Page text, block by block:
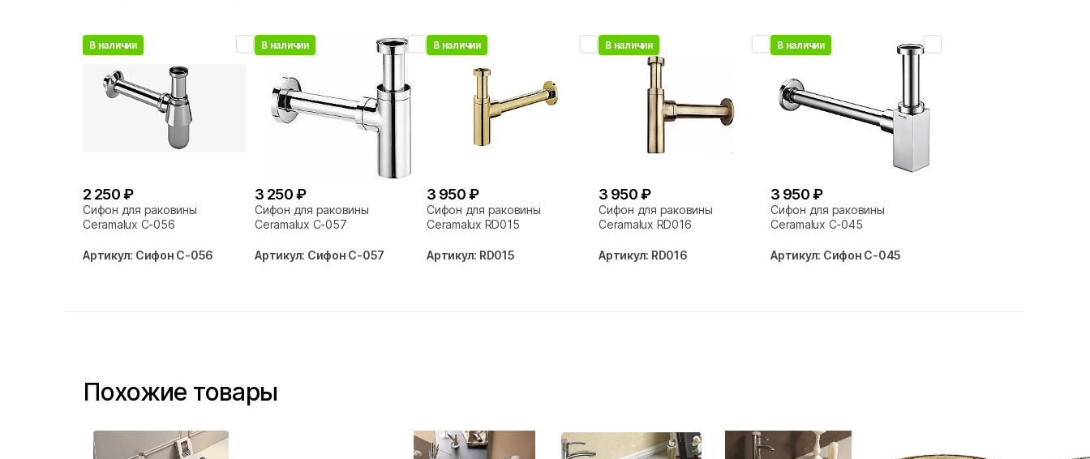
В наличии
2 250 ₽
Сифон для раковины
Ceramalux С-056
Артикул: Сифон С-056
В наличии
3 250 ₽
Сифон для раковины
Ceramalux С-057
Артикул: Сифон С-057
В наличии
3 950 ₽
Сифон для раковины
Ceramalux RD015
Артикул: RD015
В наличии
3 950 ₽
Сифон для раковины
Ceramalux RD016
Артикул: RD016
В наличии
3 950 ₽
Сифон для раковины
Ceramalux С-045
Артикул: Сифон С-045
Похожие товары